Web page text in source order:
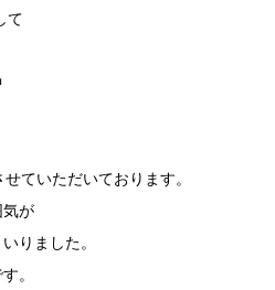
て
せていただいております。
気が
りました。
。